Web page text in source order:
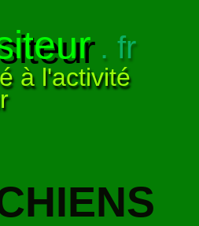
. fr
à l'activité